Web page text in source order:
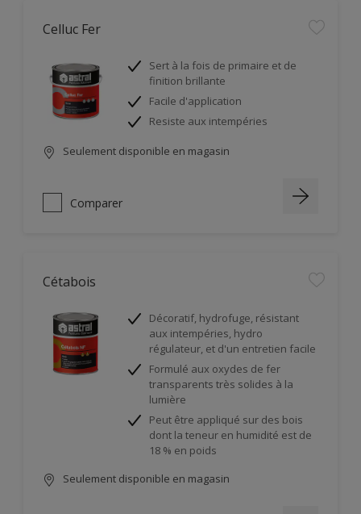
Celluc Fer
Sert à la fois de primaire et de
finition brillante
Facile d'application
Resiste aux intempéries
Seulement disponible en magasin
Comparer
Cétabois
Décoratif, hydrofuge, résistant
aux intempéries, hydro
régulateur, et d'un entretien facile
Formulé aux oxydes de fer
transparents très solides à la
lumière
Peut être appliqué sur des bois
dont la teneur en humidité est de
18 % en poids
Seulement disponible en magasin